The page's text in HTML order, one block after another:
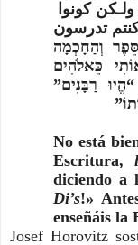
No está
Escritura,
diciendo a
Di’s!»
enseñáis la
Josef Horovitz